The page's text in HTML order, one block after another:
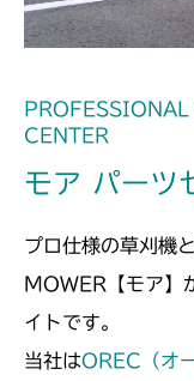
本体
本体
本体
CENTER
モア パーツ
プロ仕様の草刈機
MOWER【モア】
イトです。
当社はOREC（オ